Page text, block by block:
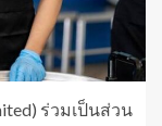
ร่วมเป็นส่วน